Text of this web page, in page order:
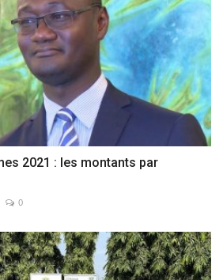
2021 : les montants par
0